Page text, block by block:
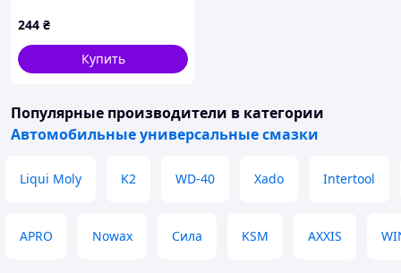
244 ₴
Купить
Популярные производители в категории
Автомобильные универсальные смазки
Liqui Moly K2 WD-40 Xado Intertool
APRO Nowax Сила KSM AXXIS